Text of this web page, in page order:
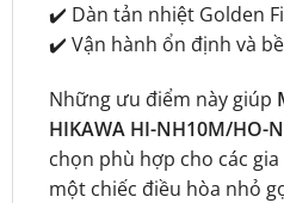
✔️ Dàn tản nhiệt Golden
✔️ Vận hành ổn định và
Những ưu điểm này giúp
HIKAWA HI-NH10M/HO-
chọn phù hợp cho các
một chiếc điều hòa nhỏ